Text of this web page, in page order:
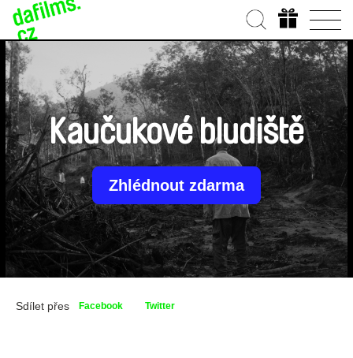
Kaučukové bludiště
Zhlédnout zdarma
Sdílet přes Facebook Twitter